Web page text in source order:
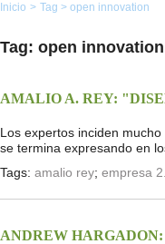
Inicio > Tag > open innovation
Tag: open innovation
AMALIO A. REY:
Los expertos inciden
se termina expresando en
Tags: amalio rey; empresa
ANDREW